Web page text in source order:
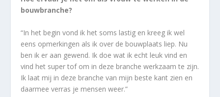
bouwbranche?
“In het begin vond ik het soms lastig en kreeg ik wel
eens opmerkingen als ik over de bouwplaats liep. Nu
ben ik er aan gewend. Ik doe wat ik echt leuk vind en
vind het super tof om in deze branche werkzaam te zijn.
Ik laat mij in deze branche van mijn beste kant zien en
daarmee verras je mensen weer.”